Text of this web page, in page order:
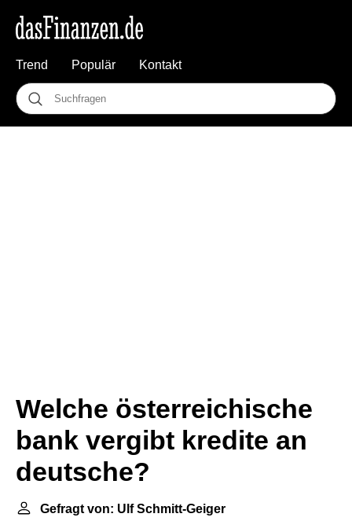
Trend Populär Kontakt
Welche österreichische
bank vergibt kredite an
deutsche?
Gefragt von: Ulf Schmitt-Geiger